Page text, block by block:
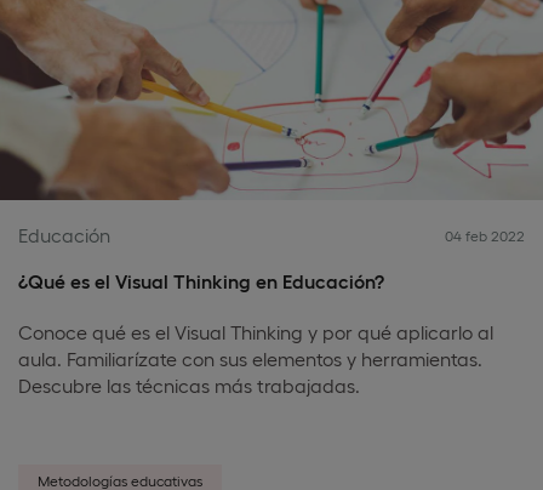
Educación 04 feb 2022
¿Qué es el Visual Thinking en Educación?
Conoce qué es el Visual Thinking y por qué aplicarlo al
aula. Familiarízate con sus elementos y herramientas.
Descubre las técnicas más trabajadas.
Metodologías educativas